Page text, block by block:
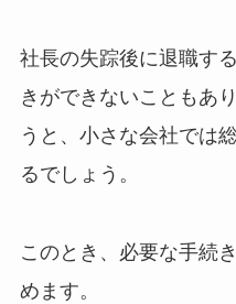
社長の失踪後に退職す
きができないこともあ
うと、小さな会社では
るでしょう。
このとき、必要な手続
めます。